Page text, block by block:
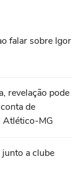
falar sobre Igor
revelação pode
de
Atlético-MG
a clube